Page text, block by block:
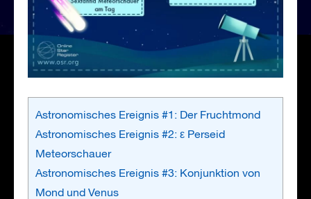
Astronomisches Ereignis #1: Der Fruchtmond
Astronomisches Ereignis #2: ε Perseid
Meteorschauer
Astronomisches Ereignis #3: Konjunktion von
Mond und Venus